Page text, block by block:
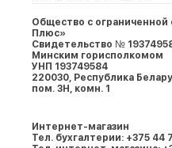
Общество с
Плюс»
Свидетельство №
Минским горисполкомом
УНП 193749584
220030, Республика
пом. 3Н, комн. 1
Интернет-магазин
Тел. бухгалтерии: +375 44